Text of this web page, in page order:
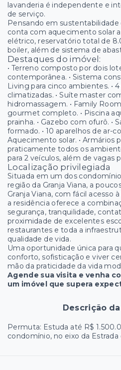
lavanderia é independente e
de serviço.
Pensando em
conta com aquecimento solar
elétrico, reservatório total de
boiler, além de sistema de
Destaques do imóvel:
• Terreno composto por dois
contemporânea. • Sistema
Living para cinco ambientes. •
climatizadas. • Suíte master
hidromassagem. • Family
gourmet completo. • Piscina
prainha. • Gazebo com ofurô. •
formado. • 10 aparelhos de ar-
Aquecimento solar. • Armários
praticamente todos os
para 2 veículos, além de vagas
Localização privilegiada
Situada em um dos
região da Granja Viana, a
Granja Viana, com fácil acesso
a residência oferece a
segurança, tranquilidade,
proximidade de excelentes
restaurantes e toda a
qualidade de vida.
Uma oportunidade única para
conforto, sofisticação e viver
mão da praticidade da vida
Agende sua visita e venha
um imóvel que supera
Descrição
Permuta: Estuda até R$
condomínio, no eixo da Estrada